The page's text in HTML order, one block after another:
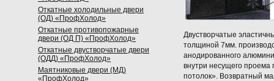
Двустворчатые
толщиной 7мм.
анодированного
внутри несущего
потолок». Возвратный
Откатные холодильные двери
(ОД) «ПрофХолод»
Откатные противопожарные
двери (ОД П) «ПрофХолод»
Откатные двустворчатые двери
(ОДД) «ПрофХолод»
Маятниковые двери (МД)
«ПрофХолод»